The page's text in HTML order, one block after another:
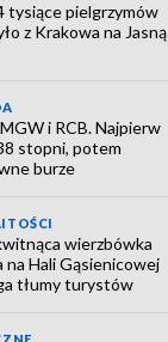
tysiące pielgrzymów
z Krakowa na Jasną
i RCB. Najpierw
stopni, potem
burze
wierzbówka
na Hali Gąsienicowej
tłumy turystów